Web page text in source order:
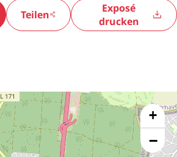
Teilen
Exposé
drucken
+
−